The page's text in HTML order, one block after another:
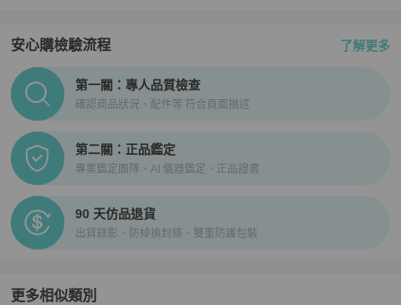
安心購檢驗流程 了解更多
PopChill拍拍圈正品驗證、安心購檢驗流程介紹
第一關：專人品質檢查
確認商品狀況、配件等 符合頁面描述
第二關：正品鑑定
專業鑑定團隊、AI 儀器鑑定、正品證書
90 天仿品退貨
出貨錄影、防掉換封條、雙重防護包裝
更多相似類別